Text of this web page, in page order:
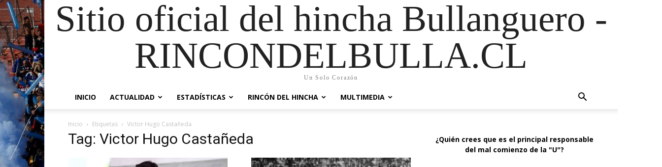
Sitio oficial del hincha Bullanguero -
RINCONDELBULLA.CL
Un Solo Corazón
INICIO ACTUALIDAD ESTADÍSTICAS RINCÓN DEL HINCHA MULTIMEDIA
Inicio Etiquetas Victor Hugo Castañeda
Tag: Victor Hugo Castañeda
¿Quién crees que es el principal responsable
del mal comienzo de la "U"?